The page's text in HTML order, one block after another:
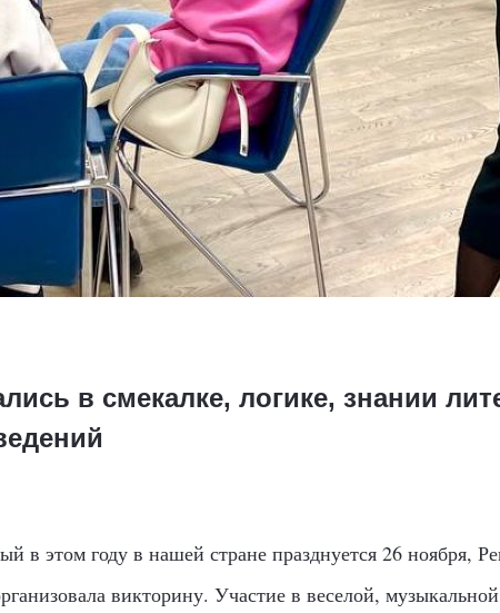
в смекалке, логике, знании
в этом году в нашей стране празднуется 26 ноября,
викторину. Участие в веселой,